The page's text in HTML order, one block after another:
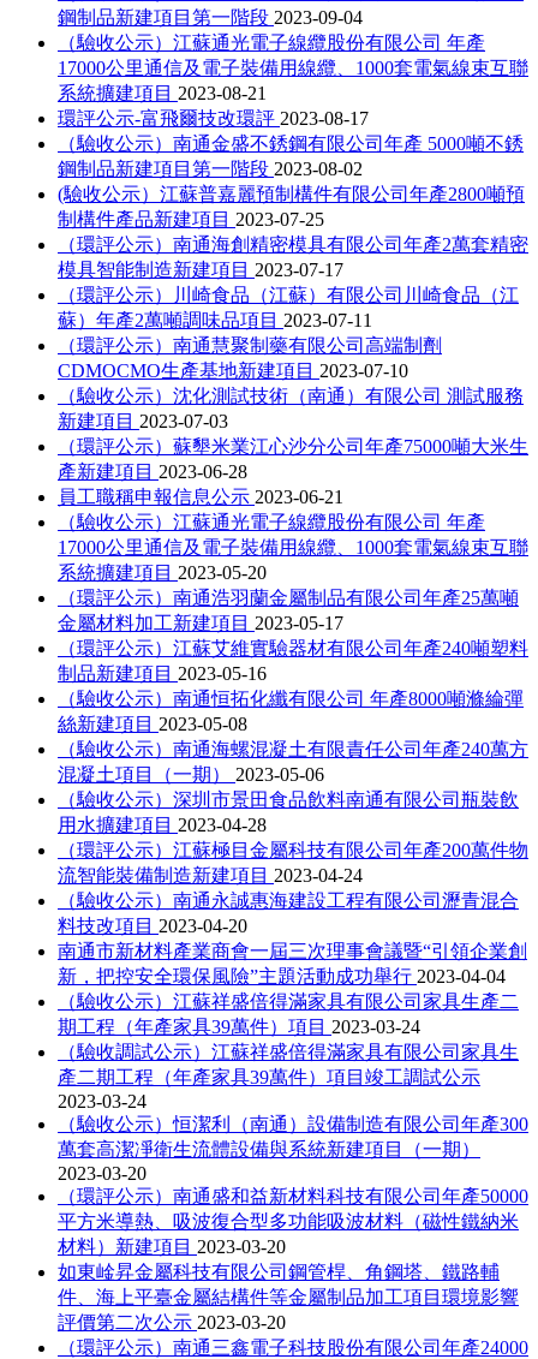
鋼制品新建項目第一階段 2023-09-04
（驗收公示）江蘇通光電子線纜股份有限公司 年產
17000公里通信及電子裝備用線纜、1000套電氣線束互聯
系統擴建項目 2023-08-21
環評公示-富飛爾技改環評 2023-08-17
（驗收公示）南通金盛不銹鋼有限公司年產 5000噸不銹
鋼制品新建項目第一階段 2023-08-02
(驗收公示）江蘇普嘉麗預制構件有限公司年產2800噸預
制構件產品新建項目 2023-07-25
（環評公示）南通海創精密模具有限公司年產2萬套精密
模具智能制造新建項目 2023-07-17
（環評公示）川崎食品（江蘇）有限公司川崎食品（江
蘇）年產2萬噸調味品項目 2023-07-11
（環評公示）南通慧聚制藥有限公司高端制劑
CDMOCMO生產基地新建項目 2023-07-10
（驗收公示）沈化測試技術（南通）有限公司 測試服務
新建項目 2023-07-03
（環評公示）蘇墾米業江心沙分公司年產75000噸大米生
產新建項目 2023-06-28
員工職稱申報信息公示 2023-06-21
（驗收公示）江蘇通光電子線纜股份有限公司 年產
17000公里通信及電子裝備用線纜、1000套電氣線束互聯
系統擴建項目 2023-05-20
（環評公示）南通浩羽蘭金屬制品有限公司年產25萬噸
金屬材料加工新建項目 2023-05-17
（環評公示）江蘇艾維實驗器材有限公司年產240噸塑料
制品新建項目 2023-05-16
（驗收公示）南通恒拓化纖有限公司 年產8000噸滌綸彈
絲新建項目 2023-05-08
（驗收公示）南通海螺混凝土有限責任公司年產240萬方
混凝土項目（一期） 2023-05-06
（驗收公示）深圳市景田食品飲料南通有限公司瓶裝飲
用水擴建項目 2023-04-28
（環評公示）江蘇極目金屬科技有限公司年產200萬件物
流智能裝備制造新建項目 2023-04-24
（驗收公示）南通永誠惠海建設工程有限公司瀝青混合
料技改項目 2023-04-20
南通市新材料產業商會一屆三次理事會議暨“引領企業創
新，把控安全環保風險”主題活動成功舉行 2023-04-04
（驗收公示）江蘇祥盛倍得滿家具有限公司家具生產二
期工程（年產家具39萬件）項目 2023-03-24
（驗收調試公示）江蘇祥盛倍得滿家具有限公司家具生
產二期工程（年產家具39萬件）項目竣工調試公示
2023-03-24
（驗收公示）恒潔利（南通）設備制造有限公司年產300
萬套高潔凈衛生流體設備與系統新建項目（一期）
2023-03-20
（環評公示）南通盛和益新材料科技有限公司年產50000
平方米導熱、吸波復合型多功能吸波材料（磁性鐵納米
材料）新建項目 2023-03-20
如東崯昇金屬科技有限公司鋼管桿、角鋼塔、鐵路輔
件、海上平臺金屬結構件等金屬制品加工項目環境影響
評價第二次公示 2023-03-20
（環評公示）南通三鑫電子科技股份有限公司年產24000